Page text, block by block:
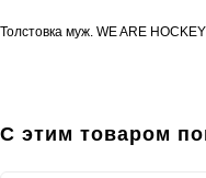
Толстовка муж. WE ARE
С этим товаром